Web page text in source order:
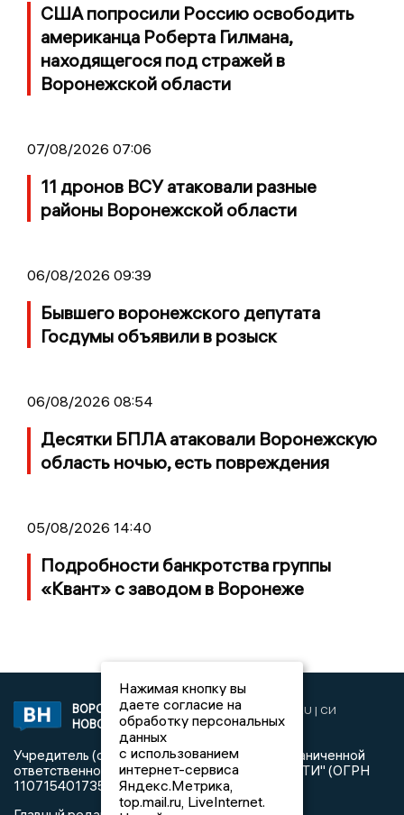
США попросили Россию освободить
американца Роберта Гилмана,
находящегося под стражей в
Воронежской области
07/08/2026 07:06
11 дронов ВСУ атаковали разные
районы Воронежской области
06/08/2026 09:39
Бывшего воронежского депутата
Госдумы объявили в розыск
06/08/2026 08:54
Десятки БПЛА атаковали Воронежскую
область ночью, есть повреждения
05/08/2026 14:40
Подробности банкротства группы
«Квант» с заводом в Воронеже
ВОРОНЕЖСКИЕ
НОВОСТИ
2019 © VORONEZHNEWS.RU | СИ
«Воронежские новости»
Учредитель (соучредители): Общество с ограниченной
ответственностью "РЕГИОНАЛЬНЫЕ НОВОСТИ" (ОГРН
1107154017354)
Нажимая кнопку вы
даете согласие на
обработку персональных
данных
с использованием
интернет-сервиса
Яндекс.Метрика,
top.mail.ru, LiveInternet.